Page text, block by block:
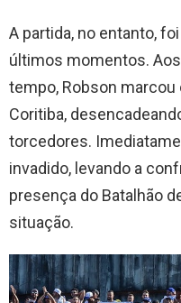
A partida, no entanto,
últimos momentos.
tempo, Robson marcou
Coritiba,
torcedores.
invadido, levando a
presença do Batalhão
situação.